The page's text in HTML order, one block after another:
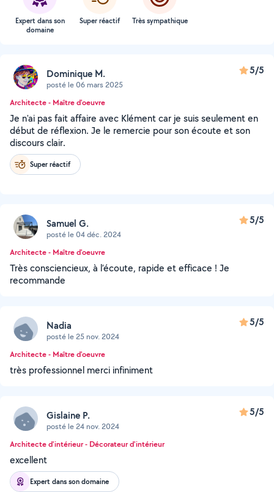
Expert dans son
domaine
Super réactif Très sympathique
Dominique M.
posté le 06 mars 2025
5/5
Architecte - Maître d'oeuvre
Je n'ai pas fait affaire avec Klément car je suis seulement en
début de réflexion. Je le remercie pour son écoute et son
discours clair.
Super réactif
Samuel G.
posté le 04 déc. 2024
5/5
Architecte - Maître d'oeuvre
Très consciencieux, à l’écoute, rapide et efficace ! Je
recommande
Nadia
posté le 25 nov. 2024
5/5
Architecte - Maître d'oeuvre
très professionnel merci infiniment
Gislaine P.
posté le 24 nov. 2024
5/5
Architecte d'intérieur - Décorateur d'intérieur
excellent
Expert dans son domaine